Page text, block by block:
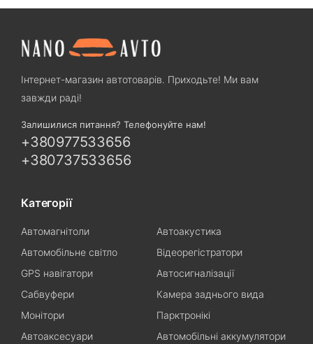
Інтернет-магазин автотоварів. Приходьте! Ми вам
завжди раді!
Залишилися питання? Телефонуйте нам!
+380977533656
+380737533656
Категорії
Автомагнітоли
Автоакустика
Автомобільне світло
Відеорегістратори
GPS навігатори
Автосигналізації
Сабвуфери
Камера заднього вида
Монітори
Парктронікі
Автоаксесуари
Автомобільні аккумулятори